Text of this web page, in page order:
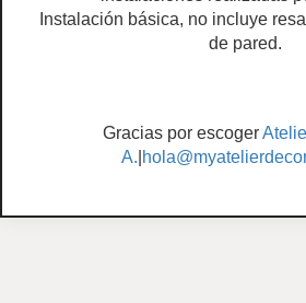
Instalación básica, no incluye
de pared.
Gracias por escoger
A.